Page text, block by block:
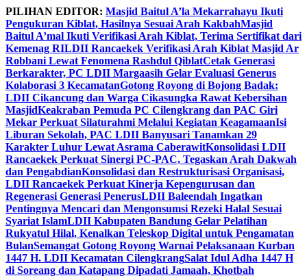
Skip
to
content
PILIHAN EDITOR: Masjid Baitul A’la Mekarrahayu Ikuti
Pengukuran Kiblat, Hasilnya Sesuai Arah KakbahMasjid
Baitul A’mal Ikuti Verifikasi Arah Kiblat, Terima Sertifikat dari
Kemenag RILDII Rancaekek Verifikasi Arah Kiblat Masjid Ar
Robbani Lewat Fenomena Rashdul QiblatCetak Generasi
Berkarakter, PC LDII Margaasih Gelar Evaluasi Generus
Kolaborasi 3 KecamatanGotong Royong di Bojong Badak:
LDII Cikancung dan Warga Cikasungka Rawat Kebersihan
MasjidKeakraban Pemuda PC Cilengkrang dan PAC Giri
Mekar Perkuat Silaturahmi Melalui Kegiatan KeagamaanIsi
Liburan Sekolah, PAC LDII Banyusari Tanamkan 29
Karakter Luhur Lewat Asrama CaberawitKonsolidasi LDII
Rancaekek Perkuat Sinergi PC-PAC, Tegaskan Arah Dakwah
dan PengabdianKonsolidasi dan Restrukturisasi Organisasi,
LDII Rancaekek Perkuat Kinerja Kepengurusan dan
Regenerasi Generasi PenerusLDII Baleendah Ingatkan
Pentingnya Mencari dan Mengonsumsi Rezeki Halal Sesuai
Syariat IslamLDII Kabupaten Bandung Gelar Pelatihan
Rukyatul Hilal, Kenalkan Teleskop Digital untuk Pengamatan
BulanSemangat Gotong Royong Warnai Pelaksanaan Kurban
1447 H. LDII Kecamatan CilengkrangSalat Idul Adha 1447 H
di Soreang dan Katapang Dipadati Jamaah, Khotbah